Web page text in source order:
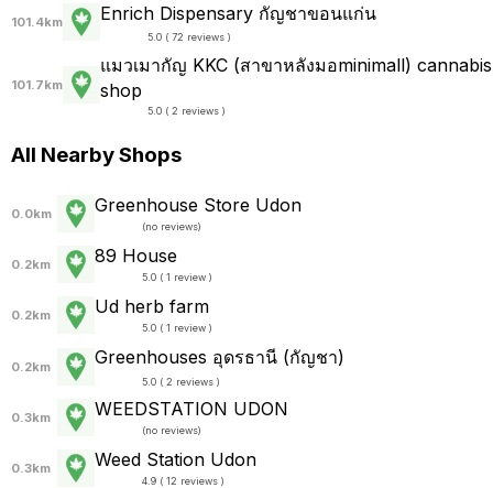
101.4km Enrich Dispensary กัญชาขอนแก่น
5.0 ( 72 reviews )
101.7km
แมวเมากัญ KKC (สาขาหลังมอminimall) cannabis
shop
5.0 ( 2 reviews )
All Nearby Shops
0.0km Greenhouse Store​ Udon
(no reviews)
0.2km 89 House
5.0 ( 1 review )
0.2km Ud herb farm
5.0 ( 1 review )
0.2km Greenhouses อุดรธานี (กัญชา)
5.0 ( 2 reviews )
0.3km WEEDSTATION UDON
(no reviews)
0.3km Weed Station Udon
4.9 ( 12 reviews )